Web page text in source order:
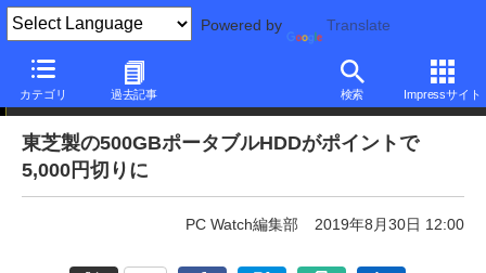
Powered by Translate
カテゴリ 過去記事 検索 Impressサイト
特売! Sponsored by ひかりTVショッピング
東芝製の500GBポータブルHDDがポイントで
5,000円切りに
PC Watch編集部 2019年8月30日 12:00